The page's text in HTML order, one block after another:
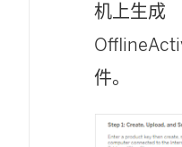
机上生成
件。